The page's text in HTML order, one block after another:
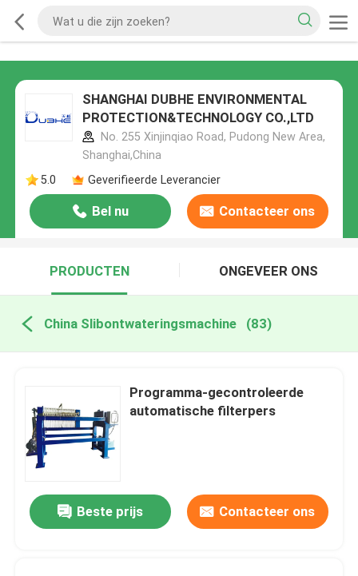
SHANGHAI DUBHE ENVIRONMENTAL
PROTECTION&TECHNOLOGY CO.,LTD
No. 255 Xinjinqiao Road, Pudong New Area,
Shanghai,China
5.0
Geverifieerde Leverancier
Bel nu Contacteer ons
PRODUCTEN ONGEVEER ONS
China Slibontwateringsmachine (83)
Programma-gecontroleerde
automatische filterpers
Beste prijs Contacteer ons